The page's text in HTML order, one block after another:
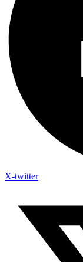
X-twitter